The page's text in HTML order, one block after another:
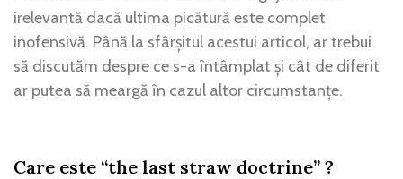
irelevantă dacă ultima picătură este complet
inofensivă. Până la sfârșitul acestui articol, ar trebui
să discutăm despre ce s-a întâmplat și cât de diferit
ar putea să meargă în cazul altor circumstanțe.
Care este “the last straw doctrine” ?